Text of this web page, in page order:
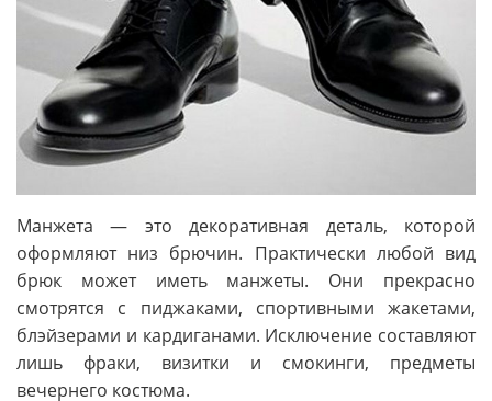
Манжета — это декоративная деталь, которой
оформляют низ брючин. Практически любой вид
брюк может иметь манжеты. Они прекрасно
смотрятся с пиджаками, спортивными жакетами,
блэйзерами и кардиганами. Исключение составляют
лишь фраки, визитки и смокинги, предметы
вечернего костюма.